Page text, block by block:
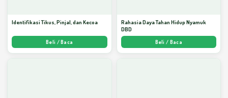
Identifikasi Tikus, Pinjal, dan Kecoa
Beli / Baca
Rahasia Daya Tahan Hidup Nyamuk
DBD
Beli / Baca